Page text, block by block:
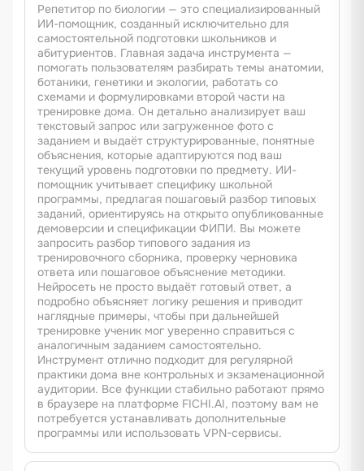
Репетитор по биологии — это специализированный
ИИ-помощник, созданный исключительно для
самостоятельной подготовки школьников и
абитуриентов. Главная задача инструмента —
помогать пользователям разбирать темы анатомии,
ботаники, генетики и экологии, работать со
схемами и формулировками второй части на
тренировке дома. Он детально анализирует ваш
текстовый запрос или загруженное фото с
заданием и выдаёт структурированные, понятные
объяснения, которые адаптируются под ваш
текущий уровень подготовки по предмету. ИИ-
помощник учитывает специфику школьной
программы, предлагая пошаговый разбор типовых
заданий, ориентируясь на открыто опубликованные
демоверсии и спецификации ФИПИ. Вы можете
запросить разбор типового задания из
тренировочного сборника, проверку черновика
ответа или пошаговое объяснение методики.
Нейросеть не просто выдаёт готовый ответ, а
подробно объясняет логику решения и приводит
наглядные примеры, чтобы при дальнейшей
тренировке ученик мог уверенно справиться с
аналогичным заданием самостоятельно.
Инструмент отлично подходит для регулярной
практики дома вне контрольных и экзаменационной
аудитории. Все функции стабильно работают прямо
в браузере на платформе FICHI.AI, поэтому вам не
потребуется устанавливать дополнительные
программы или использовать VPN-сервисы.